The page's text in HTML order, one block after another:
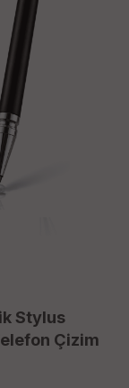
Stylus
Çizim